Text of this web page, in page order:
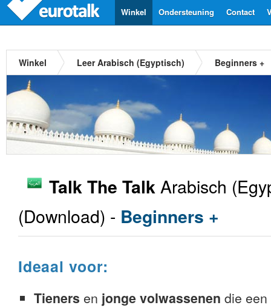
Contact
Ondersteuning
Winkel
Winkel Leer Arabisch (Egyptisch) Beginners +
Talk The Talk Arabisch
(Download) - Beginners +
Ideaal voor:
Tieners en jonge volwassenen die